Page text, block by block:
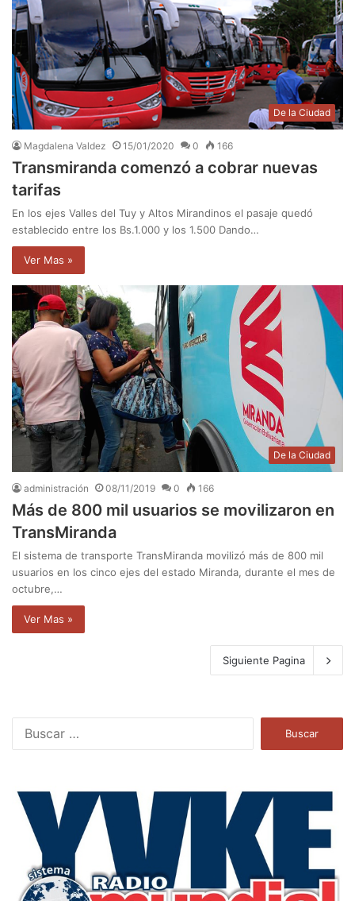
De la Ciudad
Magdalena Valdez 15/01/2020 0 166
Transmiranda comenzó a cobrar nuevas
tarifas
En los ejes Valles del Tuy y Altos Mirandinos el pasaje quedó
establecido entre los Bs.1.000 y los 1.500 Dando…
Ver Mas »
De la Ciudad
administración 08/11/2019 0 166
Más de 800 mil usuarios se movilizaron en
TransMiranda
El sistema de transporte TransMiranda movilizó más de 800 mil
usuarios en los cinco ejes del estado Miranda, durante el mes de
octubre,…
Ver Mas »
Siguiente Pagina
a